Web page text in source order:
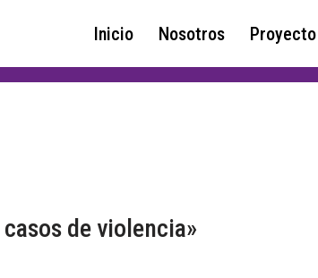
Inicio Nosotros Proyecto
de violencia»